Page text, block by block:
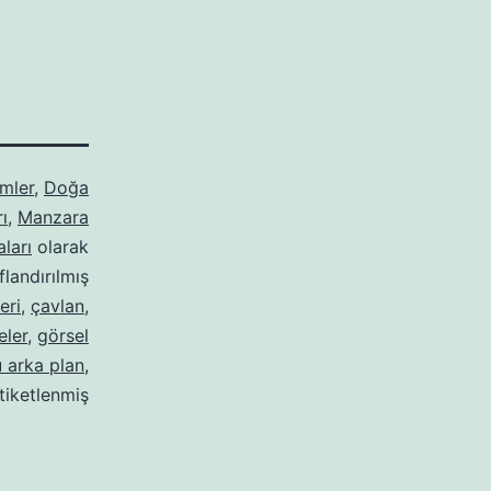
, Doğa
, Manzara
olarak
, çavlan,
, görsel
arka plan,